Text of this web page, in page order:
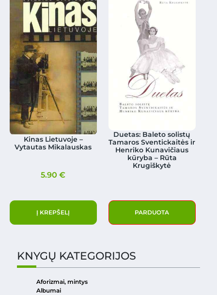
Kinas Lietuvoje –
Vytautas Mikalauskas
5.90€
Į KREPŠELĮ
Duetas: Baleto solistų
Tamaros Sventickaitės ir
Henriko Kunavičiaus
kūryba – Rūta
Krugiškytė
PARDUOTA
KNYGŲ KATEGORIJOS
Aforizmai, mintys
Albumai